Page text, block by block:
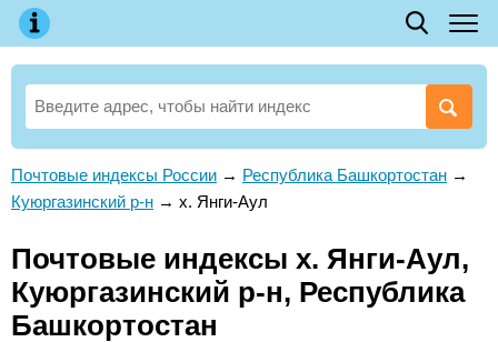
Почтовые индексы России → Республика Башкортостан →
Куюргазинский р-н → х. Янги-Аул
Почтовые индексы х. Янги-Аул,
Куюргазинский р-н, Республика
Башкортостан